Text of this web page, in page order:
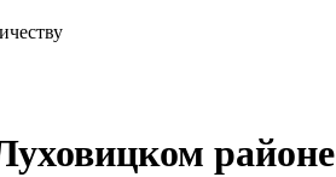
районе